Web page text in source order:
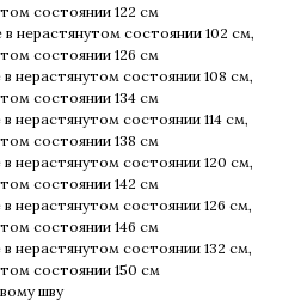
состоянии 122 см
нерастянутом состоянии 102 см,
состоянии 126 см
нерастянутом состоянии 108 см,
состоянии 134 см
нерастянутом состоянии 114 см,
состоянии 138 см
нерастянутом состоянии 120 см,
состоянии 142 см
нерастянутом состоянии 126 см,
состоянии 146 см
нерастянутом состоянии 132 см,
состоянии 150 см
шву